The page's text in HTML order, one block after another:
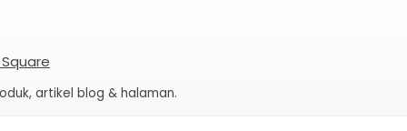
artikel blog & halaman.